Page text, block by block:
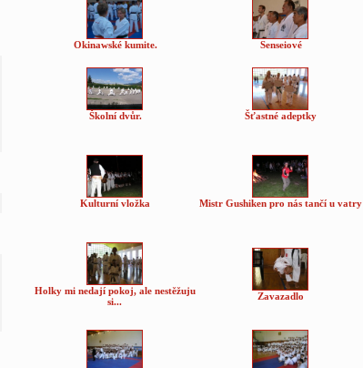
Okinawské kumite. Senseiové
Školní dvůr. Šťastné adeptky
Kulturní vložka Mistr Gushiken pro nás tančí u vatry
Holky mi nedají pokoj, ale nestěžuju
si...
Zavazadlo